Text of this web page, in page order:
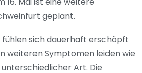
geplant.
sich dauerhaft erschöpft
weiteren Symptomen leiden wie
Art. Die